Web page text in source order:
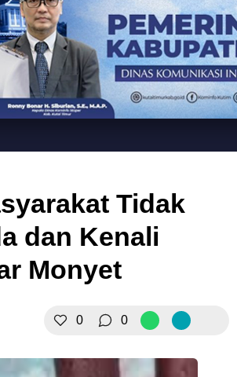
Tidak
dan Kenali
Monyet
0 0